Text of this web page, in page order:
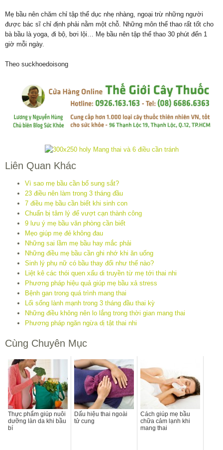
Mẹ bầu nên chăm chỉ tập thể dục nhẹ nhàng, ngoại trừ những người
được bác sĩ chỉ định phải nằm một chỗ. Những môn thể thao rất tốt cho
bà bầu là yoga, đi bộ, bơi lội… Mẹ bầu nên tập thể thao 30 phút đến 1
giờ mỗi ngày.
Theo suckhoedoisong
Liên Quan Khác
Vì sao mẹ bầu cần bổ sung sắt?
23 điều nên làm trong 3 tháng đầu
7 điều mẹ bầu cần biết khi sinh con
Chuẩn bị tâm lý để vượt cạn thành công
9 lưu ý mẹ bầu văn phòng cần biết
Mẹo giúp mẹ đẻ không đau
Những sai lầm mẹ bầu hay mắc phải
Những điều mẹ bầu cần ghi nhớ khi ăn uống
Sinh lý phụ nữ có bầu thay đổi như thế nào?
Liệt kê các thói quen xấu di truyền từ mẹ tới thai nhi
Phương pháp hiệu quả giúp mẹ bầu xả stress
Bệnh gan trong quá trình mang thai
Lối sống lành mạnh trong 3 tháng đầu thai kỳ
Những điều không nên lo lắng trong thời gian mang thai
Phương pháp ngăn ngừa dị tật thai nhi
Cùng Chuyên Mục
Thực phẩm giúp nuôi
dưỡng làn da khi bầu
bí
Dấu hiệu thai ngoài
tử cung
Cách giúp mẹ bầu
chữa cảm lạnh khi
mang thai